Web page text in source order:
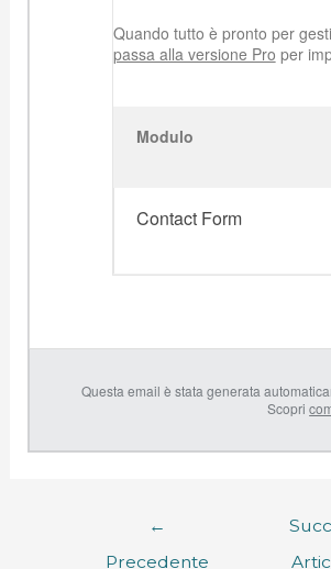
Quando tutto è pronto per
passa alla versione Pro per
Modulo
Contact Form
Questa email è stata generata
Scopri
←
Precedente